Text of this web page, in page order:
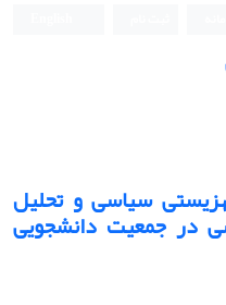
سیاسی و تحلیل
در جمعیت دانشجویی